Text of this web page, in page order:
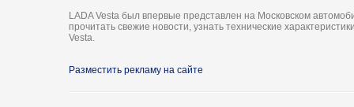
LADA Vesta был впервые представлен на Московском
прочитать свежие новости, узнать технические
Vesta.
Разместить рекламу на сайте